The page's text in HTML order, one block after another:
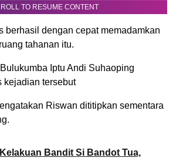
TO RESUME CONTENT
berhasil dengan cepat memadamkan
tahanan itu.
Iptu Andi Suhaoping
kejadian tersebut
Riswan dititipkan sementara
Kelakuan Bandit Si Bandot Tua,